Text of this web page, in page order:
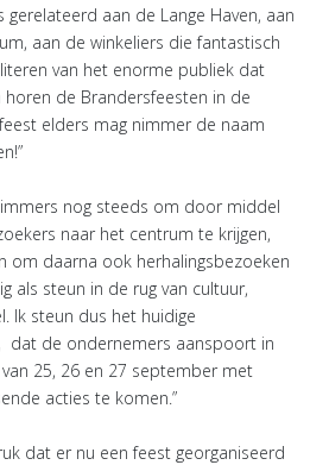
aan de Lange Haven, aan
aan de winkeliers die fantastisch
van het enorme publiek dat
de Brandersfeesten in de
elders mag nimmer de naam
nog steeds om door middel
naar het centrum te krijgen,
om daarna ook herhalingsbezoeken
als steun in de rug van cultuur,
Ik steun dus het huidige
dat de ondernemers aanspoort in
25, 26 en 27 september met
acties te komen.”
dat er nu een feest georganiseerd